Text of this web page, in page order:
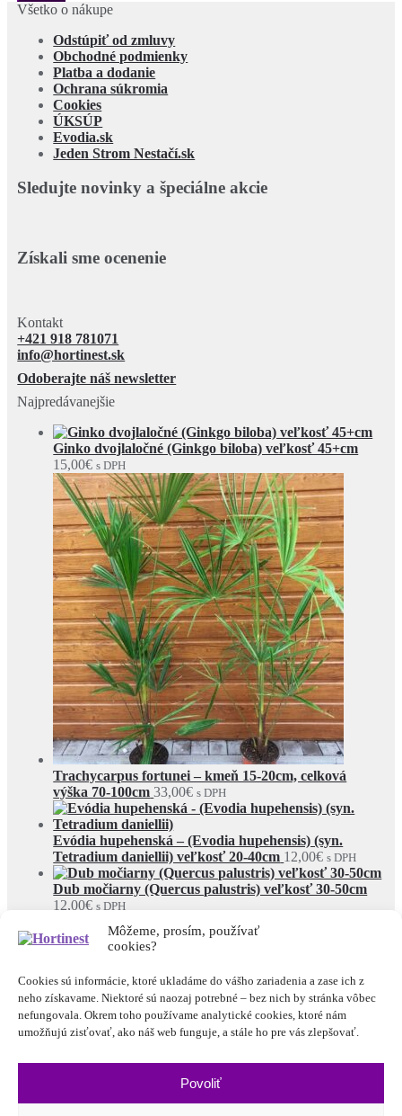
Môžeme, prosím, používať
cookies?
Cookies sú informácie, ktoré ukladáme do vášho zariadenia a zase ich z
neho získavame. Niektoré sú naozaj potrebné – bez nich by stránka vôbec
nefungovala. Okrem toho používame analytické cookies, ktoré nám
umožňujú zisťovať, ako náš web funguje, a stále ho pre vás zlepšovať.
Povoliť
Všetko o nákupe
Odstúpiť od zmluvy
Obchodné podmienky
Platba a dodanie
Ochrana súkromia
Cookies
ÚKSÚP
Evodia.sk
Jeden Strom Nestačí.sk
Sledujte novinky a špeciálne akcie
Získali sme ocenenie
Kontakt
+421 918 781071
info@hortinest.sk
Odoberajte náš newsletter
Najpredávanejšie
Ginko dvojlaločné (Ginkgo biloba) veľkosť 45+cm
15,00€ s DPH
Trachycarpus fortunei – kmeň 15-20cm, celková
výška 70-100cm 33,00€ s DPH
Evódia hupehenská – (Evodia hupehensis) (syn.
Tetradium daniellii) veľkosť 20-40cm 12,00€ s DPH
Dub močiarny (Quercus palustris) veľkosť 30-50cm
12,00€ s DPH
© Hortinest 2026
Rešpektujeme vaše súkromie
Môj účet
Hľadať
Hľadať: